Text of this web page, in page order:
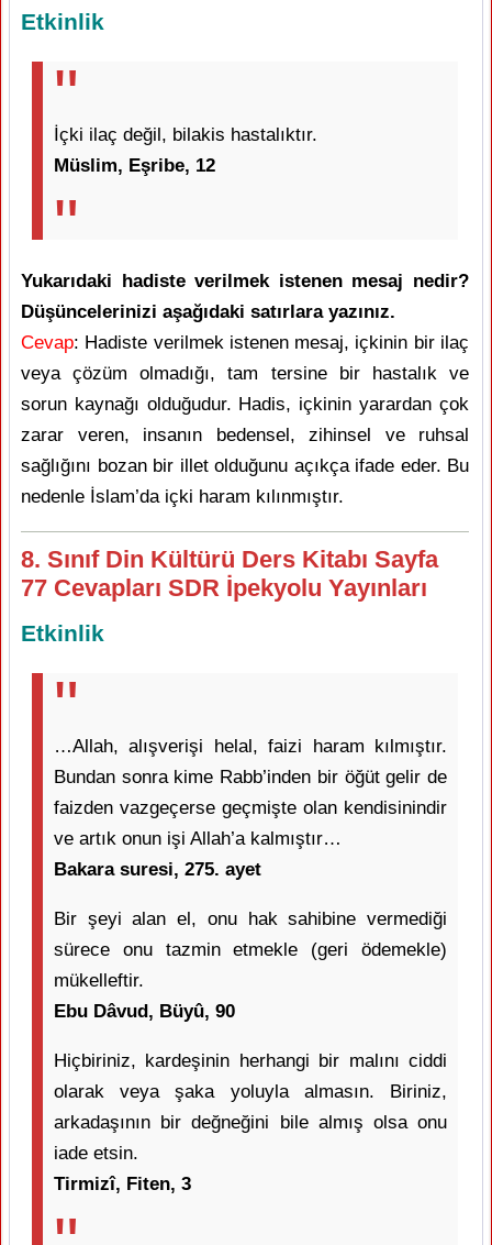
Etkinlik
İçki ilaç değil, bilakis hastalıktır.
Müslim, Eşribe, 12
Yukarıdaki hadiste verilmek istenen mesaj nedir?
Düşüncelerinizi aşağıdaki satırlara yazınız.
Cevap: Hadiste verilmek istenen mesaj, içkinin bir ilaç
veya çözüm olmadığı, tam tersine bir hastalık ve
sorun kaynağı olduğudur. Hadis, içkinin yarardan çok
zarar veren, insanın bedensel, zihinsel ve ruhsal
sağlığını bozan bir illet olduğunu açıkça ifade eder. Bu
nedenle İslam’da içki haram kılınmıştır.
8. Sınıf Din Kültürü Ders Kitabı Sayfa
77 Cevapları SDR İpekyolu Yayınları
Etkinlik
…Allah, alışverişi helal, faizi haram kılmıştır.
Bundan sonra kime Rabb’inden bir öğüt gelir de
faizden vazgeçerse geçmişte olan kendisinindir
ve artık onun işi Allah’a kalmıştır…
Bakara suresi, 275. ayet
Bir şeyi alan el, onu hak sahibine vermediği
sürece onu tazmin etmekle (geri ödemekle)
mükelleftir.
Ebu Dâvud, Büyû, 90
Hiçbiriniz, kardeşinin herhangi bir malını ciddi
olarak veya şaka yoluyla almasın. Biriniz,
arkadaşının bir değneğini bile almış olsa onu
iade etsin.
Tirmizî, Fiten, 3